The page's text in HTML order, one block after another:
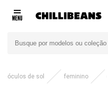
óculos de sol feminino